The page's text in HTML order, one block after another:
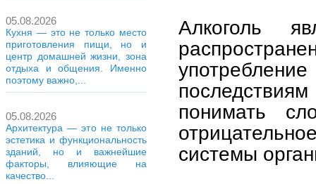
05.08.2026
Кухня — это не только место
приготовления пищи, но и
центр домашней жизни, зона
отдыха и общения. Именно
поэтому важно,...
05.08.2026
Архитектура — это не только
эстетика и функциональность
зданий, но и важнейшие
факторы, влияющие на
качество...
Алкоголь
понимать
системы